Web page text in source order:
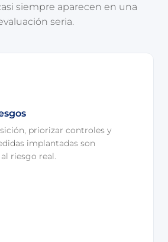
siempre aparecen en una
seria.
priorizar controles y
implantadas son
riesgo real.